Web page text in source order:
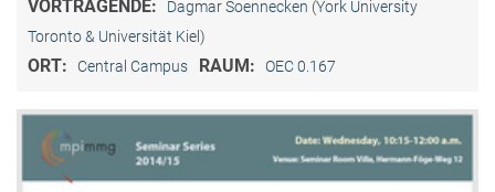
VORTRAGENDE:
Dagmar Soennecken (York University
Toronto & Universität Kiel)
ORT: Central Campus RAUM: OEC 0.167